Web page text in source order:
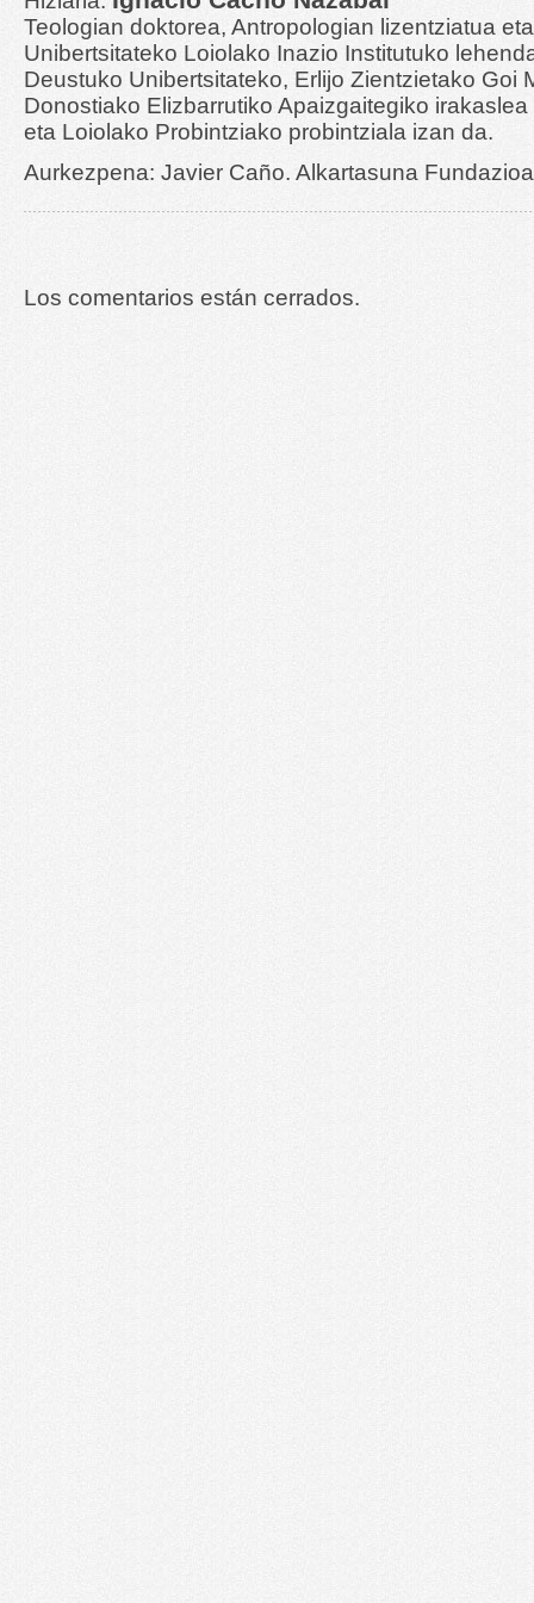
Teologian doktorea, Antropologian lizentziatua
Unibertsitateko Loiolako Inazio Institutuko
Deustuko Unibertsitateko, Erlijo Zientzietako Goi
Donostiako Elizbarrutiko Apaizgaitegiko
eta Loiolako Probintziako probintziala izan da.
Aurkezpena: Javier Caño. Alkartasuna
Los comentarios están cerrados.